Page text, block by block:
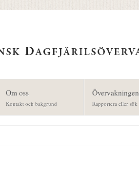
Om oss
Kontakt och bakgrund
Övervakningen
Rapportera eller sök